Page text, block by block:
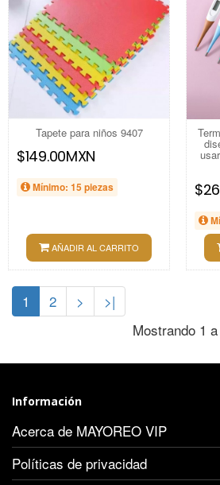
Tapete para niños 9407
$149.00MXN
Mínimo: 15 piezas
AÑADIR AL CARRITO
1 2 >
>|
Mostrando 1
Información
Acerca de MAYOREO VIP
Políticas de privacidad